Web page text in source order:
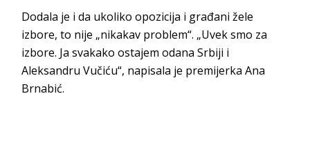
Dodala je i da ukoliko opozicija i građani žele
izbore, to nije „nikakav problem“. „Uvek smo za
izbore. Ja svakako ostajem odana Srbiji i
Aleksandru Vučiću“, napisala je premijerka Ana
Brnabić.